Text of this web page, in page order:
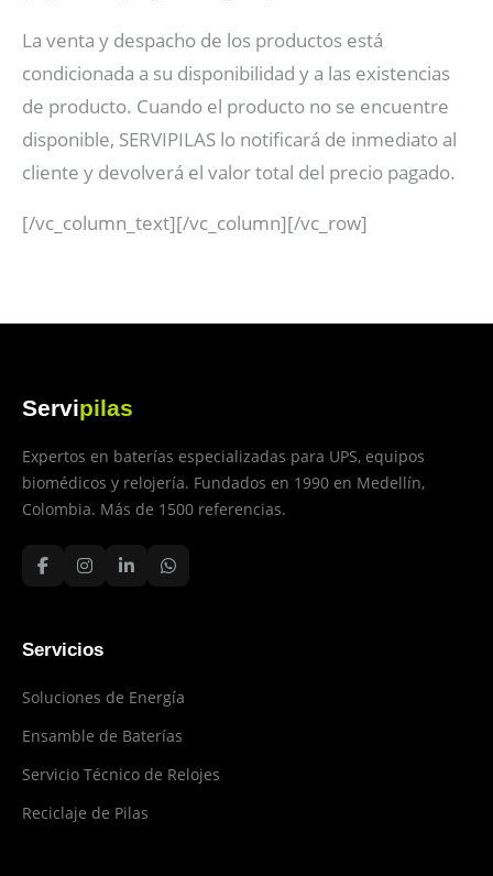
La venta y despacho de los productos está
condicionada a su disponibilidad y a las existencias
de producto. Cuando el producto no se encuentre
disponible, SERVIPILAS lo notificará de inmediato al
cliente y devolverá el valor total del precio pagado.
[/vc_column_text][/vc_column][/vc_row]
Servipilas
Expertos en baterías especializadas para UPS, equipos
biomédicos y relojería. Fundados en 1990 en Medellín,
Colombia. Más de 1500 referencias.
Servicios
Soluciones de Energía
Ensamble de Baterías
Servicio Técnico de Relojes
Reciclaje de Pilas